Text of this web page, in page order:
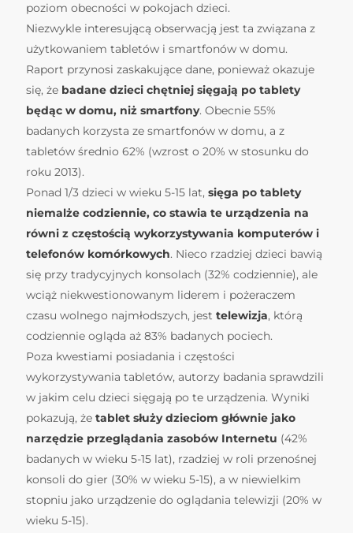
poziom obecności w pokojach dzieci.
Niezwykle interesującą obserwacją jest ta związana z
użytkowaniem tabletów i smartfonów w domu.
Raport przynosi zaskakujące dane, ponieważ okazuje
się, że badane dzieci chętniej sięgają po tablety
będąc w domu, niż smartfony. Obecnie 55%
badanych korzysta ze smartfonów w domu, a z
tabletów średnio 62% (wzrost o 20% w stosunku do
roku 2013).
Ponad 1/3 dzieci w wieku 5-15 lat, sięga po tablety
niemalże codziennie, co stawia te urządzenia na
równi z częstością wykorzystywania komputerów i
telefonów komórkowych. Nieco rzadziej dzieci bawią
się przy tradycyjnych konsolach (32% codziennie), ale
wciąż niekwestionowanym liderem i pożeraczem
czasu wolnego najmłodszych, jest telewizja, którą
codziennie ogląda aż 83% badanych pociech.
Poza kwestiami posiadania i częstości
wykorzystywania tabletów, autorzy badania sprawdzili
w jakim celu dzieci sięgają po te urządzenia. Wyniki
pokazują, że tablet służy dzieciom głównie jako
narzędzie przeglądania zasobów Internetu (42%
badanych w wieku 5-15 lat), rzadziej w roli przenośnej
konsoli do gier (30% w wieku 5-15), a w niewielkim
stopniu jako urządzenie do oglądania telewizji (20% w
wieku 5-15).